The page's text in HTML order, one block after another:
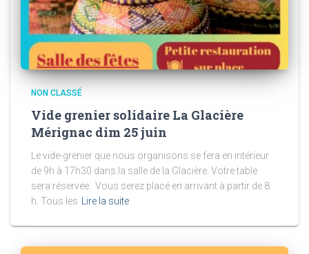
NON CLASSÉ
Vide grenier solidaire La Glacière
Mérignac dim 25 juin
Le vide-grenier que nous organisons se fera en intérieur
de 9h à 17h30 dans la salle de la Glacière. Votre table
sera réservée. Vous serez placé en arrivant à partir de 8
h. Tous les
Lire la suite